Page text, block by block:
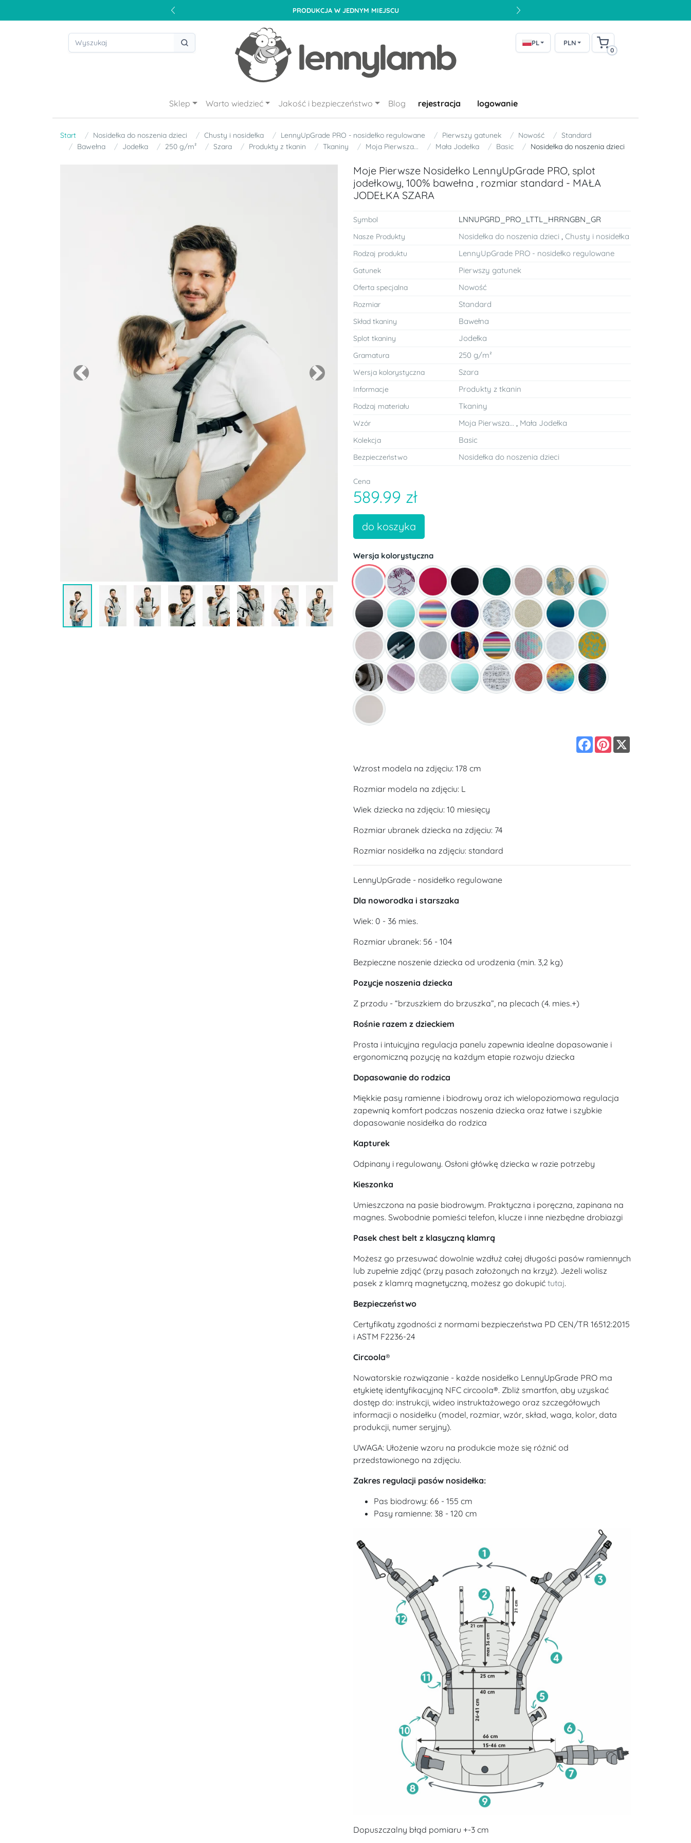
PRODUKCJA W JEDNYM MIEJSCU
PL PLN
0
Sklep Warto wiedzieć Jakość i bezpieczeństwo Blog rejestracja logowanie
Start Nosidełka do noszenia dzieci Chusty i nosidełka LennyUpGrade PRO - nosidełko regulowane Pierwszy gatunek Nowość
Standard
Bawełna
Jodełka 250 g/m² Szara Produkty z tkanin Tkaniny Moja Pierwsza... Mała Jodełka Basic Nosidełka do noszenia dzieci
Previous Next
Moje Pierwsze Nosidełko LennyUpGrade PRO, splot
jodełkowy, 100% bawełna , rozmiar standard - MAŁA
JODEŁKA SZARA
Symbol LNNUPGRD_PRO_LTTL_HRRNGBN_GR
Nasze Produkty Nosidełka do noszenia dzieci ,Chusty i nosidełka
Rodzaj produktu LennyUpGrade PRO - nosidełko regulowane
Gatunek Pierwszy gatunek
Oferta specjalna Nowość
Rozmiar Standard
Skład tkaniny Bawełna
Splot tkaniny Jodełka
Gramatura 250 g/m²
Wersja kolorystyczna Szara
Informacje Produkty z tkanin
Rodzaj materiału Tkaniny
Wzór Moja Pierwsza... , Mała Jodełka
Kolekcja Basic
Bezpieczeństwo Nosidełka do noszenia dzieci
Cena
589.99 zł
do koszyka
Wersja kolorystyczna
Facebook
Pinterest
Wzrost modela na zdjęciu: 178 cm
Rozmiar modela na zdjęciu: L
Wiek dziecka na zdjęciu: 10 miesięcy
Rozmiar ubranek dziecka na zdjęciu: 74
Rozmiar nosidełka na zdjęciu: standard
LennyUpGrade - nosidełko regulowane
Dla noworodka i starszaka
Wiek: 0 - 36 mies.
Rozmiar ubranek: 56 - 104
Bezpieczne noszenie dziecka od urodzenia (min. 3,2 kg)
Pozycje noszenia dziecka
Z przodu - “brzuszkiem do brzuszka”, na plecach (4. mies.+)
Rośnie razem z dzieckiem
Prosta i intuicyjna regulacja panelu zapewnia idealne dopasowanie i
ergonomiczną pozycję na każdym etapie rozwoju dziecka
Dopasowanie do rodzica
Miękkie pasy ramienne i biodrowy oraz ich wielopoziomowa regulacja
zapewnią komfort podczas noszenia dziecka oraz łatwe i szybkie
dopasowanie nosidełka do rodzica
Kapturek
Odpinany i regulowany. Osłoni główkę dziecka w razie potrzeby
Kieszonka
Umieszczona na pasie biodrowym. Praktyczna i poręczna, zapinana na
magnes. Swobodnie pomieści telefon, klucze i inne niezbędne drobiazgi
Pasek chest belt z klasyczną klamrą
Możesz go przesuwać dowolnie wzdłuż całej długości pasów ramiennych
lub zupełnie zdjąć (przy pasach założonych na krzyż). Jeżeli wolisz
pasek z klamrą magnetyczną, możesz go dokupić tutaj.
Bezpieczeństwo
Certyfikaty zgodności z normami bezpieczeństwa PD CEN/TR 16512:2015
i ASTM F2236-24
Circoola®
Nowatorskie rozwiązanie - każde nosidełko LennyUpGrade PRO ma
etykietę identyfikacyjną NFC circoola®. Zbliż smartfon, aby uzyskać
dostęp do: instrukcji, wideo instruktażowego oraz szczegółowych
informacji o nosidełku (model, rozmiar, wzór, skład, waga, kolor, data
produkcji, numer seryjny).
UWAGA: Ułożenie wzoru na produkcie może się różnić od
przedstawionego na zdjęciu.
Zakres regulacji pasów nosidełka:
Pas biodrowy: 66 - 155 cm
Pasy ramienne: 38 - 120 cm
Dopuszczalny błąd pomiaru +-3 cm